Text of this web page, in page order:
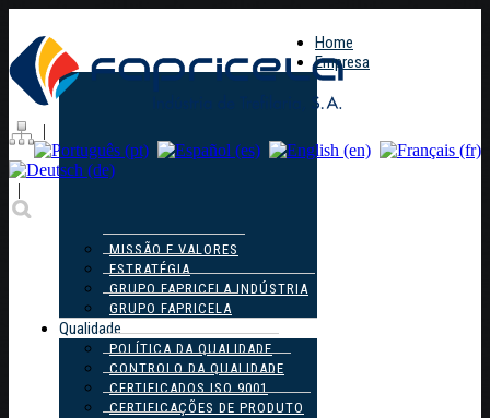
|
|
Home
Empresa
MISSÃO E VALORES
ESTRATÉGIA
GRUPO FAPRICELA INDÚSTRIA
GRUPO FAPRICELA
Qualidade
POLÍTICA DA QUALIDADE
CONTROLO DA QUALIDADE
CERTIFICADOS ISO 9001
CERTIFICAÇÕES DE PRODUTO